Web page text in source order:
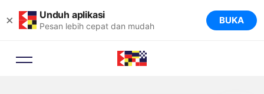
× Unduh aplikasi
Pesan lebih cepat dan mudah BUKA